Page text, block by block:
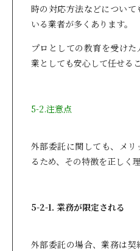
時の対応方法などについ
いる業者が多くあります。
プロとしての教育を受け
業としても安心して任せる
5-2.注意点
外部委託に関しても、メ
るため、その特徴を正しく
5-2-1. 業務が限定される
外部委託の場合、業務は